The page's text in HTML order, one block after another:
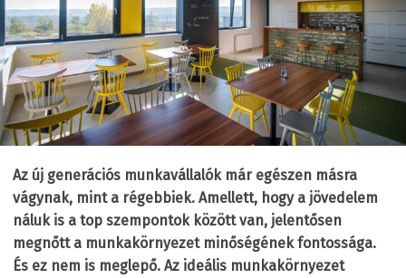
Az új generációs munkavállalók már egészen másra
vágynak, mint a régebbiek. Amellett, hogy a jövedelem
náluk is a top szempontok között van, jelentősen
megnőtt a munkakörnyezet minőségének fontossága.
És ez nem is meglepő. Az ideális munkakörnyezet